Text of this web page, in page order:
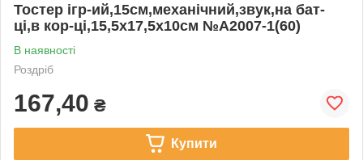
Тостер ігр-ий,15см,механічний,звук,на бат-
ці,в кор-ці,15,5х17,5х10см №A2007-1(60)
В наявності
Роздріб
167,40 ₴
Купити